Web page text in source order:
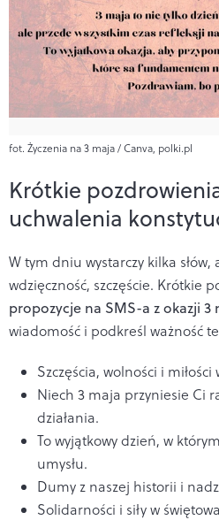
fot. Życzenia na 3 maja / Canva, polki.pl
Krótkie
uchwalenia
W tym dniu wystarczy kilka słów,
wdzięczność, szczęście. Krótkie
propozycje na SMS-a z okazji 3
wiadomość i podkreśl ważność
Szczęścia, wolności i
Niech 3 maja przyniesie Ci
działania.
To wyjątkowy dzień, w
umysłu.
Dumy z naszej historii i
Solidarności i siły w